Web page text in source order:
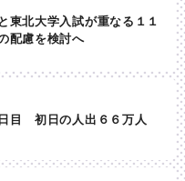
東北大学入試が重なる１１
配慮を検討へ
目 初日の人出６６万人